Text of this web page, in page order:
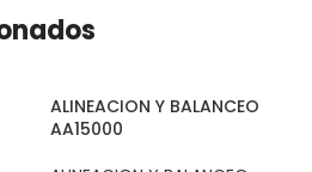
ALINEACION Y BALANCEO
AA15000